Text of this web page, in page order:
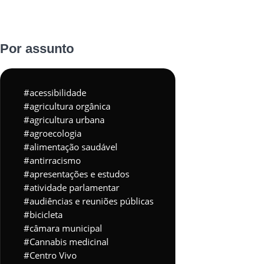
Por assunto
acessibilidade
agricultura orgânica
agricultura urbana
agroecologia
alimentação saudável
antirracismo
apresentações e estudos
atividade parlamentar
audiências e reuniões públicas
bicicleta
câmara municipal
Cannabis medicinal
Centro Vivo